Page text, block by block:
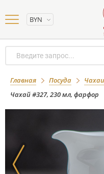
BYN
Главная Посуда
Чахаи
Чахай #327, 230 мл, фарфор
Чахай #327, 230